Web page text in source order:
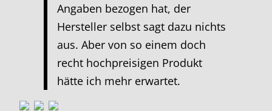
Angaben bezogen hat, der
Hersteller selbst sagt dazu nichts
aus. Aber von so einem doch
recht hochpreisigen Produkt
hätte ich mehr erwartet.